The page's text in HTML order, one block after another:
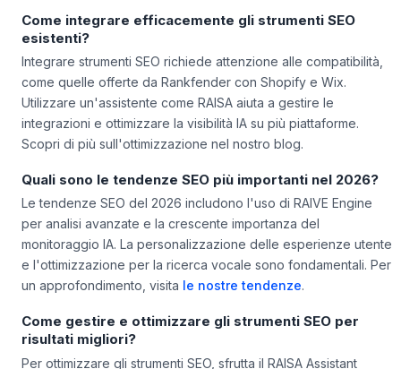
Come integrare efficacemente gli strumenti SEO
esistenti?
Integrare strumenti SEO richiede attenzione alle compatibilità,
come quelle offerte da Rankfender con Shopify e Wix.
Utilizzare un'assistente come RAISA aiuta a gestire le
integrazioni e ottimizzare la visibilità IA su più piattaforme.
Scopri di più sull'ottimizzazione nel nostro blog.
Quali sono le tendenze SEO più importanti nel 2026?
Le tendenze SEO del 2026 includono l'uso di RAIVE Engine
per analisi avanzate e la crescente importanza del
monitoraggio IA. La personalizzazione delle esperienze utente
e l'ottimizzazione per la ricerca vocale sono fondamentali. Per
un approfondimento, visita le nostre tendenze.
Come gestire e ottimizzare gli strumenti SEO per
risultati migliori?
Per ottimizzare gli strumenti SEO, sfrutta il RAISA Assistant